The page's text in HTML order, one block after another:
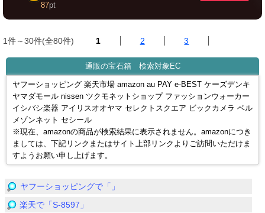
87pt
1件～30件(全80件) 1 2 3
通販の宝石箱 検索対象EC
ヤフーショッピング 楽天市場 amazon au PAY e-BEST ケーズデンキ
ヤマダモール nissen ツクモネットショップ ファッションウォーカー
イシバシ楽器 アイリスオオヤマ セレクトスクエア ビックカメラ ベル
メゾンネット セシール
※現在、amazonの商品が検索結果に表示されません。amazonにつき
ましては、下記リンクまたはサイト上部リンクよりご訪問いただけま
すようお願い申し上げます。
ヤフーショッピングで「」
楽天で「S-8597」